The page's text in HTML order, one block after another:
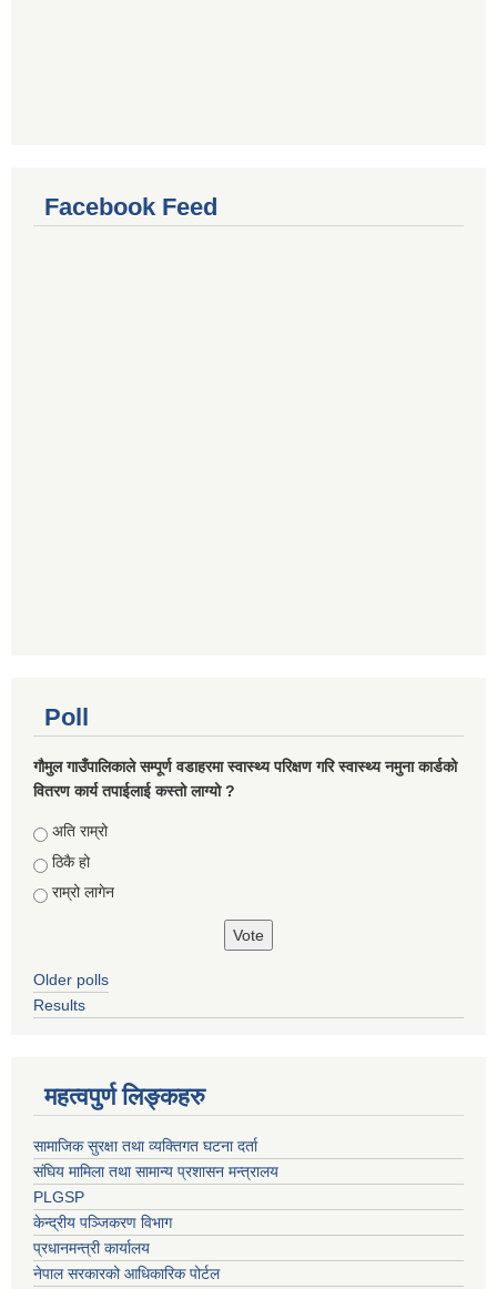
Facebook Feed
Poll
गौमुल गाउँपालिकाले सम्पूर्ण वडाहरमा स्वास्थ्य परिक्षण गरि स्वास्थ्य नमुना कार्डको
वितरण कार्य तपाईलाई कस्तो लाग्यो ?
Choices
अति राम्रो
ठिकै हो
राम्रो लागेन
Older polls
Results
महत्वपुर्ण लिङ्कहरु
सामाजिक सुरक्षा तथा व्यक्तिगत घटना दर्ता
संघिय मामिला तथा सामान्य प्रशासन मन्त्रालय
PLGSP
केन्द्रीय पञ्जिकरण विभाग
प्रधानमन्त्री कार्यालय
नेपाल सरकारको आधिकारिक पोर्टल